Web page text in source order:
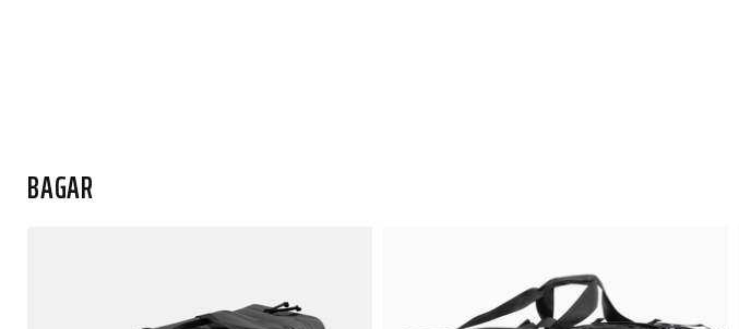
BAGAR